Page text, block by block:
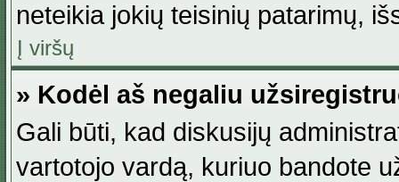
neteikia jokių teisinių patarimų,
Į viršų
» Kodėl aš negaliu
Gali būti, kad diskusijų
vartotojo vardą, kuriuo bandote